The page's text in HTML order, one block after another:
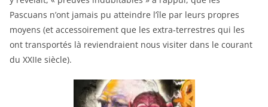
Pascuans n’ont jamais pu atteindre l’île par leurs propres
moyens (et accessoirement que les extra-terrestres qui les
ont transportés là reviendraient nous visiter dans le courant
du XXIIe siècle).